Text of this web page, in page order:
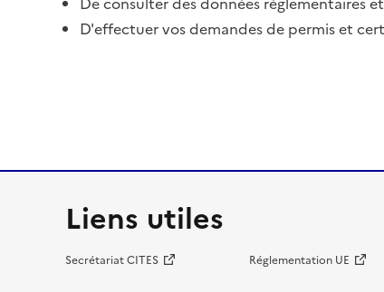
D'effectuer vos demandes de permis et
Liens utiles
Secrétariat CITES Réglementation UE